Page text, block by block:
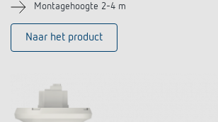
Montagehoogte 2-4 m
Naar het product